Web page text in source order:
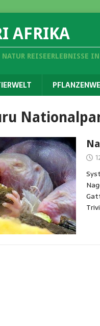
AFRIKA
REISEERLEBNISSE